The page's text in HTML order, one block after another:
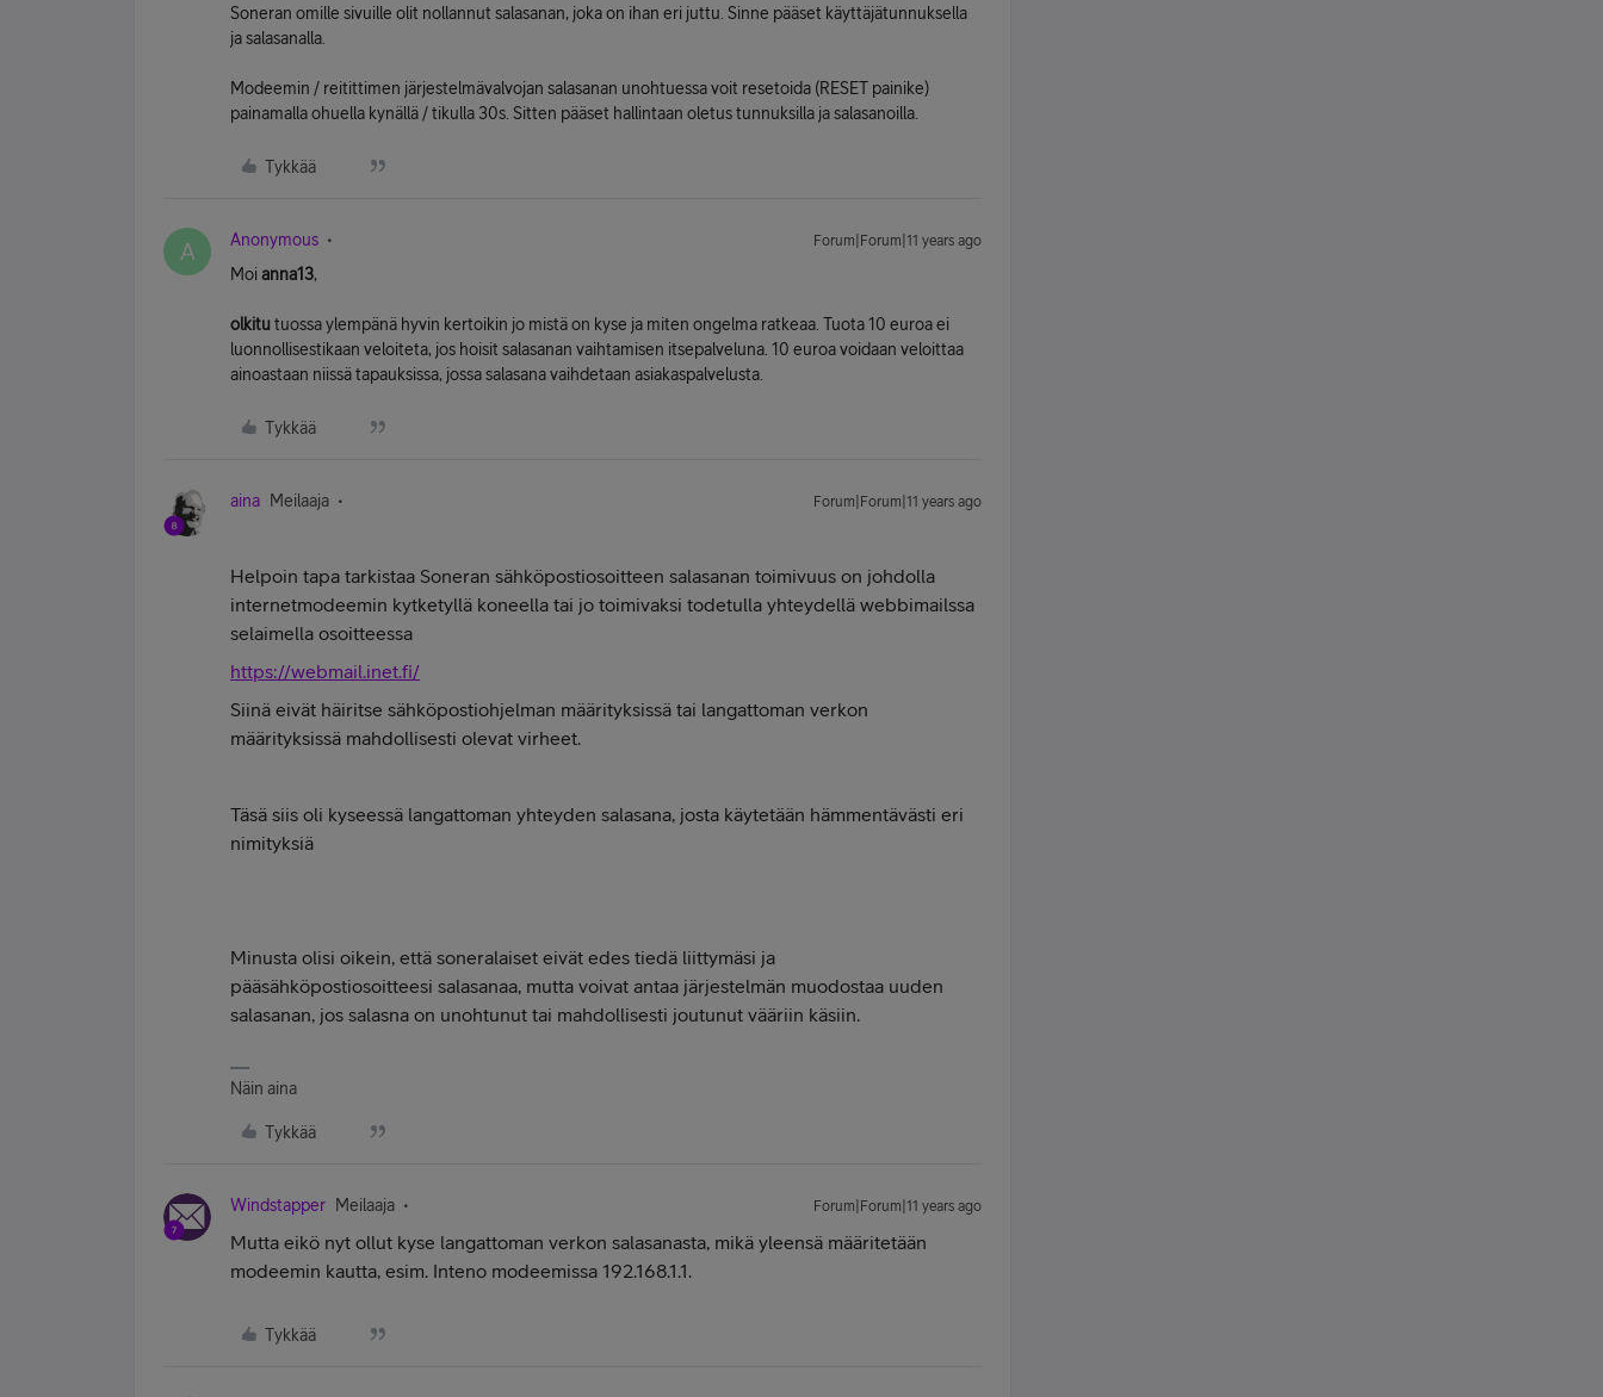
Soneran omille sivuille olit nollannut salasanan, joka on ihan eri juttu. Sinne pääset käyttäjätunnuksella
ja salasanalla.
Modeemin / reitittimen järjestelmävalvojan salasanan unohtuessa voit resetoida (RESET painike)
painamalla ohuella kynällä / tikulla 30s. Sitten pääset hallintaan oletus tunnuksilla ja salasanoilla.
Tykkää
A Anonymous Forum|Forum|11 years ago
Moianna13,
olkitutuossa ylempänä hyvin kertoikin jo mistä on kyse ja miten ongelma ratkeaa. Tuota 10 euroa ei
luonnollisestikaan veloiteta, jos hoisit salasanan vaihtamisen itsepalveluna. 10 euroa voidaan veloittaa
ainoastaan niissä tapauksissa, jossa salasana vaihdetaan asiakaspalvelusta.
Tykkää
aina Meilaaja Forum|Forum|11 years ago
Helpoin tapa tarkistaa Soneran sähköpostiosoitteen salasanan toimivuus on johdolla
internetmodeemin kytketyllä koneella tai jo toimivaksi todetulla yhteydellä webbimailssa
selaimella osoitteessa
https://webmail.inet.fi/
Siinä eivät häiritse sähköpostiohjelman määrityksissä tai langattoman verkon
määrityksissä mahdollisesti olevat virheet.
Täsä siis oli kyseessä langattoman yhteyden salasana, josta käytetään hämmentävästi eri
nimityksiä
Minusta olisi oikein, että soneralaiset eivät edes tiedä liittymäsi ja
pääsähköpostiosoitteesi salasanaa, mutta voivat antaa järjestelmän muodostaa uuden
salasanan, jos salasna on unohtunut tai mahdollisesti joutunut vääriin käsiin.
Näin aina
Tykkää
Windstapper Meilaaja Forum|Forum|11 years ago
Mutta eikö nyt ollut kyse langattoman verkon salasanasta, mikä yleensä määritetään
modeemin kautta, esim. Inteno modeemissa 192.168.1.1.
Tykkää